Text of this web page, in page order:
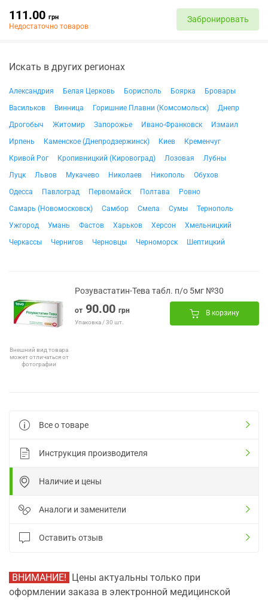
111.00 грн
Недостаточно товаров
Забронировать
Искать в других регионах
Александрия Белая Церковь Борисполь Боярка
Бровары
Васильков
Винница Горишние Плавни (Комсомольск)
Днепр
Дрогобыч
Житомир Запорожье Ивано-Франковск
Измаил
Ирпень
Каменское (Днепродзержинск) Киев
Кременчуг
Кривой Рог
Кропивницкий (Кировоград) Лозовая
Лубны
Луцк
Львов Мукачево Николаев Никополь
Обухов
Одесса
Павлоград Первомайск Полтава
Ровно
Самарь (Новомосковск)
Самбор Смела Сумы
Тернополь
Ужгород
Умань Фастов Харьков Херсон
Хмельницкий
Черкассы
Чернигов Черновцы Черноморск Шептицкий
Внешний вид товара
может отличаться от
фотографии
Розувастатин-Тева табл. п/о 5мг №30
от 90.00 грн
Упаковка / 30 шт.
В корзину
Все о товаре
Инструкция производителя
Наличие и цены
Аналоги и заменители
Оставить отзыв
ВНИМАНИЕ! Цены актуальны только при
оформлении заказа в электронной медицинской